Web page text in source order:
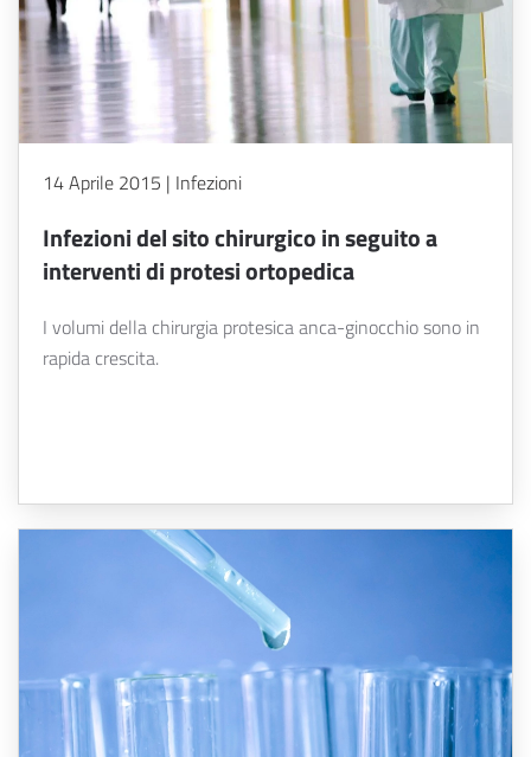
14 Aprile 2015 | Infezioni
Infezioni del sito chirurgico in seguito a
interventi di protesi ortopedica
I volumi della chirurgia protesica anca-ginocchio sono in
rapida crescita.